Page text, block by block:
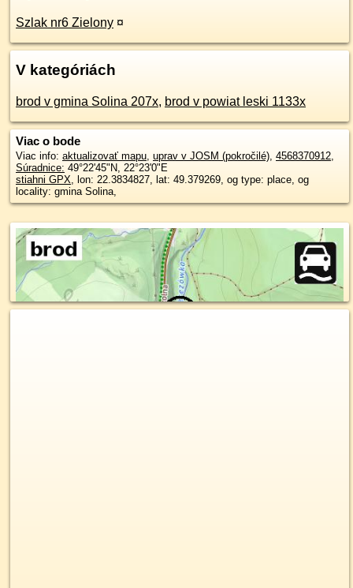
Szlak nr6 Zielony ¤
V kategóriách
brod v gmina Solina 207x, brod v powiat leski 1133x
Viac o bode
Viac info: aktualizovať mapu, uprav v JOSM (pokročilé), 4568370912,
Súradnice: 49°22'45"N, 22°23'0"E
stiahni GPX, lon: 22.3834827, lat: 49.379269, og type: place, og
locality: gmina Solina,